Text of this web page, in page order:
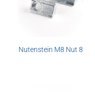
Nutenstein M8 Nut 8